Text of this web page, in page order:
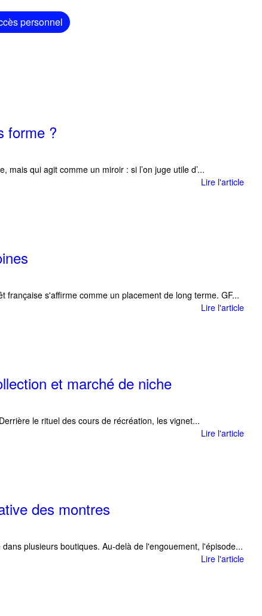
personnel
forme ?
qui agit comme un miroir : si l’on juge utile d’...
Lire l'article
s'affirme comme un placement de long terme. GF...
Lire l'article
et marché de niche
le rituel des cours de récréation, les vignet...
Lire l'article
des montres
plusieurs boutiques. Au-delà de l'engouement, l'épisode...
Lire l'article